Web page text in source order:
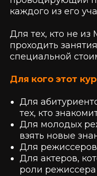
каждого из его
Для тех, кто не из
проходить
специальной
Для кого этот
Для
тех, кто
Для молодых
взять новые
Для
Для актеров,
роли режиссера